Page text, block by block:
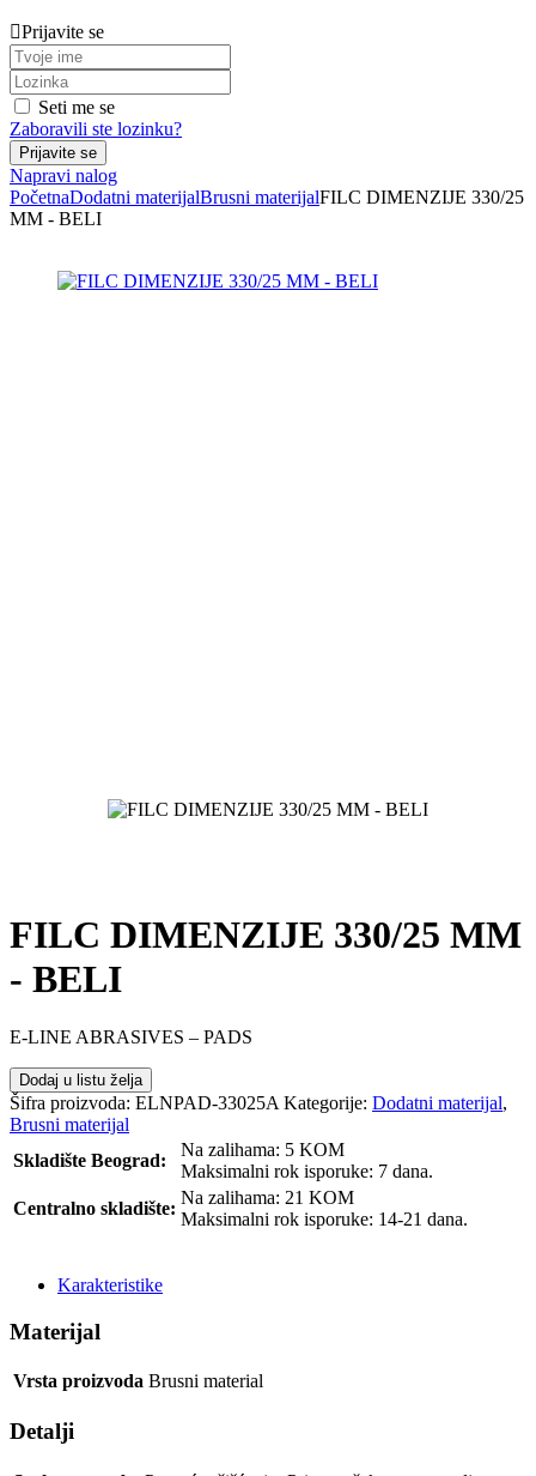
Prijavite se
Seti me se
Zaboravili ste lozinku?
Napravi nalog
PočetnaDodatni materijalBrusni materijalFILC DIMENZIJE 330/25
MM - BELI
FILC DIMENZIJE 330/25 MM
- BELI
E-LINE ABRASIVES – PADS
Dodaj u listu želja
Šifra proizvoda: ELNPAD-33025A Kategorije: Dodatni materijal,
Brusni materijal
Skladište Beograd:
Na zalihama: 5 KOM
Maksimalni rok isporuke: 7 dana.
Centralno skladište:
Na zalihama: 21 KOM
Maksimalni rok isporuke: 14-21 dana.
Karakteristike
Materijal
Vrsta proizvoda Brusni material
Detalji